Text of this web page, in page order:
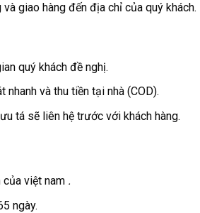
giao hàng đến địa chỉ của quý khách.
quý khách đề nghị.
và thu tiền tại nhà (COD).
tá sẽ liên hệ trước với khách hàng.
việt nam .
ngày.